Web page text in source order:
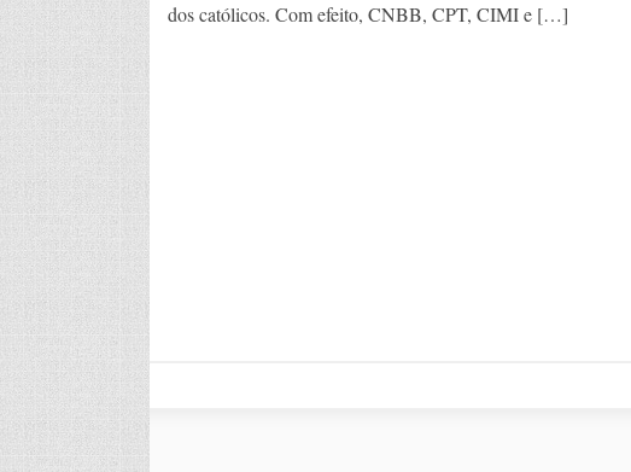
dos católicos. Com efeito, CNBB, CPT, CIMI e […]